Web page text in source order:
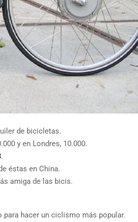
de bicicletas.
y en Londres, 10.000.
.
éstas en China.
amiga de las bicis.
para hacer un ciclismo más popular.